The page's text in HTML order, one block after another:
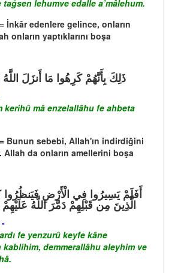
tağsen lehumve edalle a’mâlehum.
İnkâr edenlere gelince, onların
onların yaptıklarını boşa
ذَلِكَ بِأَنَّهُمْ كَرِهُوا مَا أَنزَلَ
kerihû mâ enzelallâhu fe ahbeta
Bunun sebebi, Allah'ın indirdiğini
Allah da onların amellerini boşa
الَّذِينَ مِن قَبْلِهِمْ دَمَّرَ اللَّهُ عَلَيْهِمْ
fe yenzurû keyfe kâne
kablihim, demmerallâhu aleyhim ve